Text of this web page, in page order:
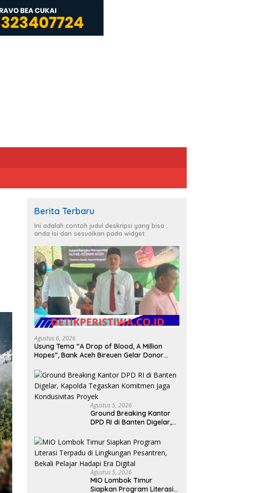
Berita Terbaru
Ini adalah contoh judul deskripsi yang bisa
anda isi dan sesuaikan pada widget
Agustus 6, 2026
Usung Tema “A Drop of Blood, A Million
Hopes”, Bank Aceh Bireuen Gelar Donor
Agustus 5, 2026
Ground Breaking Kantor
DPD RI di Banten Digelar,
Komitmen Jaga
Kondusivitas Proyek
Agustus 5, 2026
MIO Lombok Timur
Siapkan Program Literasi